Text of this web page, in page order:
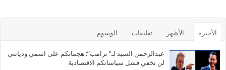
الأخيرة الأشهر تعليقات الوسوم
عبدالرحمن السيد لـ” ترامب”: هجماتكم على اسمي وديانتي
لن تخفي فشل سياساتكم الاقتصادية